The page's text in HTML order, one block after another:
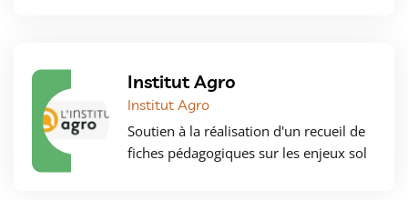
Institut Agro
Institut Agro
Soutien à la réalisation d'un recueil de
fiches pédagogiques sur les enjeux sol